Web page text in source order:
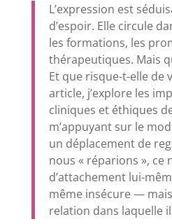
L’expression est
d’espoir. Elle circule
les formations, les
thérapeutiques. Mais
Et que risque-t-elle de
article, j’explore les
cliniques et éthiques
m’appuyant sur le
un déplacement de
nous « réparions », ce
d’attachement lui-
même insécure —
relation dans laquelle il